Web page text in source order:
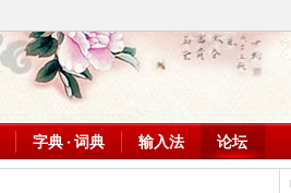
字典 · 词典 输入法 论坛